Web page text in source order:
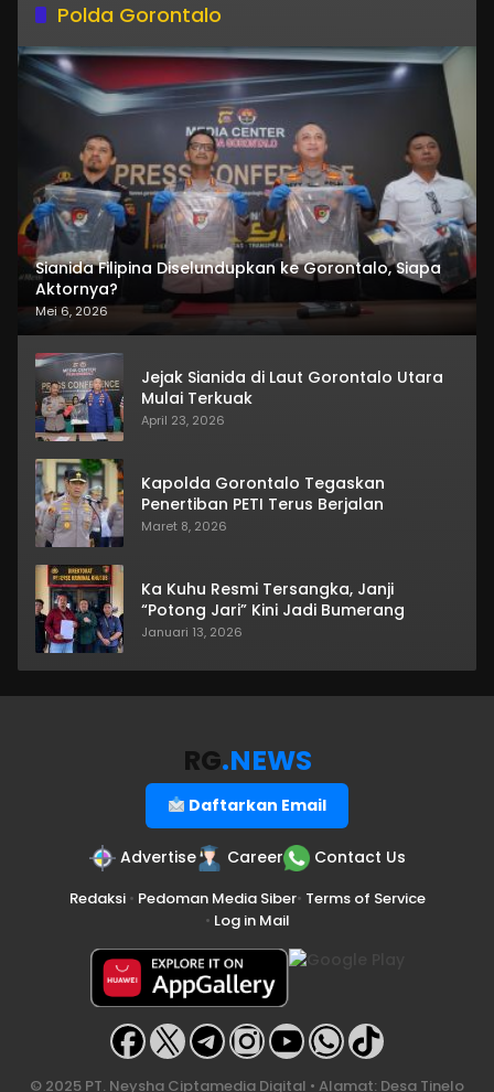
Polda Gorontalo
Sianida Filipina Diselundupkan ke Gorontalo, Siapa
Aktornya?
Mei 6, 2026
Jejak Sianida di Laut Gorontalo Utara
Mulai Terkuak
April 23, 2026
Kapolda Gorontalo Tegaskan
Penertiban PETI Terus Berjalan
Maret 8, 2026
Ka Kuhu Resmi Tersangka, Janji
“Potong Jari” Kini Jadi Bumerang
Januari 13, 2026
RG.NEWS
Daftarkan Email
Advertise Career Contact Us
Redaksi• Pedoman Media Siber• Terms of Service
• Log in Mail
© 2025 PT. Neysha Ciptamedia Digital • Alamat: Desa Tinelo